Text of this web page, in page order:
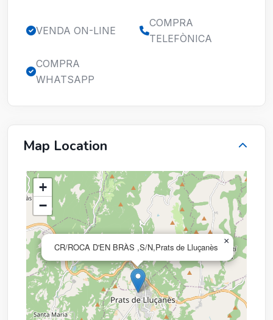
VENDA ON-LINE
COMPRA
TELEFÒNICA
COMPRA
WHATSAPP
Map Location
CR/ROCA D'EN BRÀS ,S/N,Prats de Lluçanès
×
+
−